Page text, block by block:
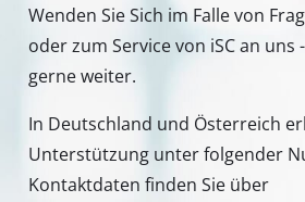
Wenden Sie Sich im Falle von
oder zum Service von iSC an uns
gerne weiter.
In Deutschland und Österreich
Unterstützung unter folgender
Kontaktdaten finden Sie über